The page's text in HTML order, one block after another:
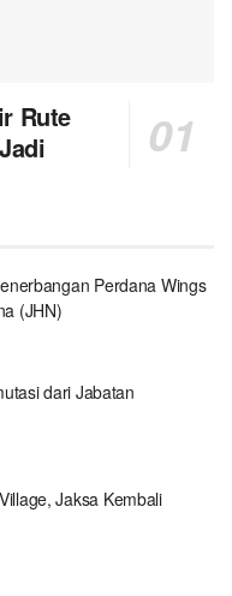
Rute
Perdana Wings
(JHN)
dari Jabatan
Jaksa Kembali